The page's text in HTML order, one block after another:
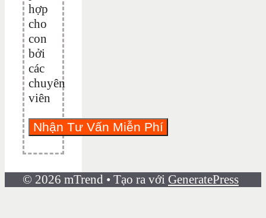
hợp
cho
con
bởi
các
chuyên
viên
© 2026 mTrend • Tạo ra với GeneratePress